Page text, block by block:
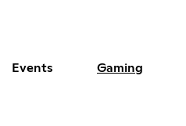
Events Gaming